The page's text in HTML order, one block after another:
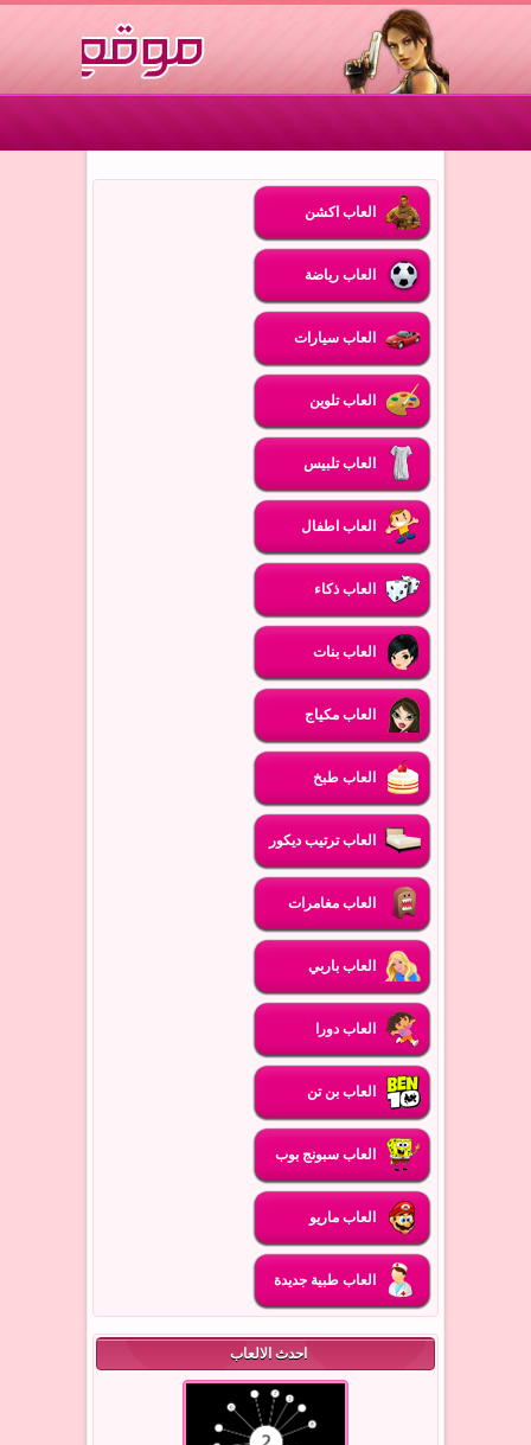
العاب اكشن
العاب رياضة
العاب سيارات
العاب تلوين
العاب تلبيس
العاب اطفال
العاب ذكاء
العاب بنات
العاب مكياج
العاب طبخ
العاب ترتيب ديكور
العاب مغامرات
العاب باربي
العاب دورا
العاب بن تن
العاب سبونج بوب
العاب ماريو
العاب طبية جديدة
احدث الالعاب